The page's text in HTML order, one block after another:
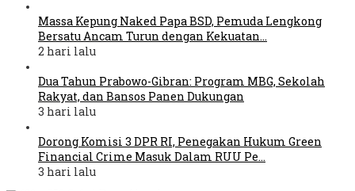
Massa Kepung Naked Papa BSD, Pemuda Lengkong
Bersatu Ancam Turun dengan Kekuatan…
2 hari lalu
Dua Tahun Prabowo-Gibran: Program MBG, Sekolah
Rakyat, dan Bansos Panen Dukungan
3 hari lalu
Dorong Komisi 3 DPR RI, Penegakan Hukum Green
Financial Crime Masuk Dalam RUU Pe…
3 hari lalu